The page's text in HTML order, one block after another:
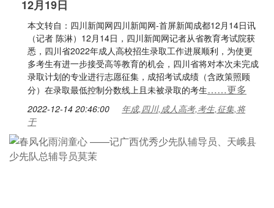
12月19日
本文转自：四川新闻网四川新闻网-首屏新闻成都12月14日讯
（记者 陈淋）12月14日，四川新闻网记者从省教育考试院获
悉，四川省2022年成人高校招生录取工作进展顺利，为使更
多考生有进一步接受高等教育的机会，四川省将对本次未完成
录取计划的专业进行志愿征集，成招考试成绩（含政策照顾
分）在录取最低控制分数线上且未被录取的考生……更多
2022-12-14 20:46:00
年成,四川,成人高考,考生,征集,将
于